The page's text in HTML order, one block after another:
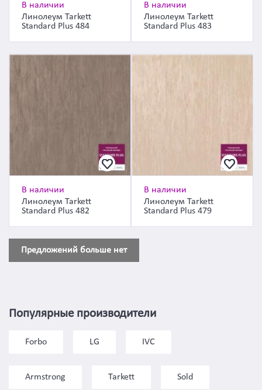
В наличии
Линолеум Tarkett
Standard Plus 484
В наличии
Линолеум Tarkett
Standard Plus 483
В наличии
Линолеум Tarkett
Standard Plus 482
В наличии
Линолеум Tarkett
Standard Plus 479
Предложений больше нет
Популярные производители
Forbo LG IVC
Armstrong Tarkett Sold